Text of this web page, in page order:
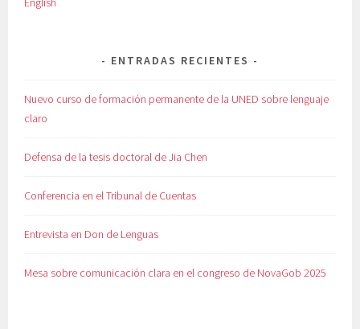
ENTRADAS RECIENTES
Nuevo curso de formación permanente de la UNED sobre lenguaje
claro
Defensa de la tesis doctoral de Jia Chen
Conferencia en el Tribunal de Cuentas
Entrevista en Don de Lenguas
Mesa sobre comunicación clara en el congreso de NovaGob 2025